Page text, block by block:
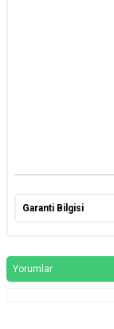
Garanti Bilgisi
Yorumlar